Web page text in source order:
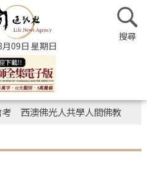
09日 星期日
考 西澳佛光人共學人間佛教